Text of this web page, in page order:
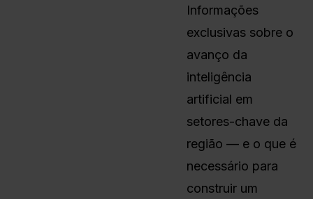
Informações
exclusivas sobre o
avanço da
inteligência
artificial em
setores-chave da
região — e o que é
necessário para
construir um